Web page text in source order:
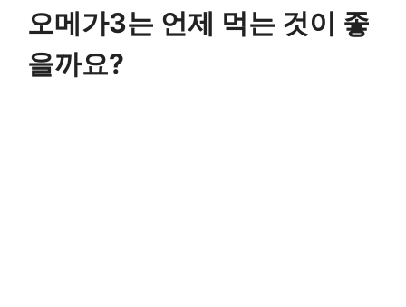
오메가3는 언제 먹는 것이 좋
을까요?